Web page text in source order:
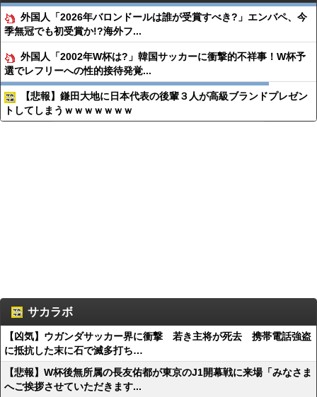
外国人「2026年バロンドールは誰が受賞すべき?」エンバペ、今
季無冠でも初受賞か!?海外フ...
外国人「2002年W杯は?」韓国サッカーに衝撃的不祥事！W杯予
選でレフリーへの性的接待発覚...
【悲報】鎌田大地に日本代表の後輩３人が高級ブランドプレゼン
トしてしまうｗｗｗｗｗｗｗ
サカラボ
【凶気】ウガンダサッカー界に衝撃 若き主将が死去 携帯電話強盗
に抵抗した末に石で滅多打ち…
【悲報】W杯後無所属の長友佑都が東京のJ1開幕戦に来場「みなさま
へご挨拶させていただきます...